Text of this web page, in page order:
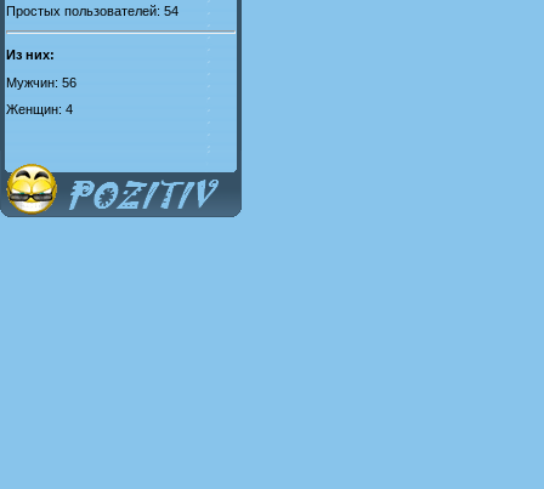
Простых пользователей: 54
Из них:
Мужчин: 56
Женщин: 4